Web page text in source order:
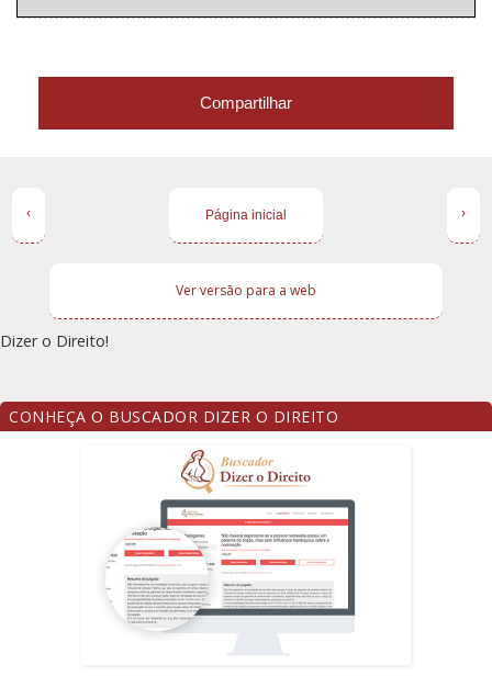
Compartilhar
‹ ›
Página inicial
Ver versão para a web
Dizer o Direito!
CONHEÇA O BUSCADOR DIZER O DIREITO